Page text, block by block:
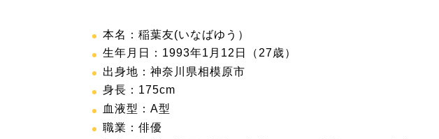
本名：稲葉友(いなばゆう）
生年月日：1993年1月12日（27歳）
出身地：神奈川県相模原市
身長：175cm
血液型：A型
職業：俳優